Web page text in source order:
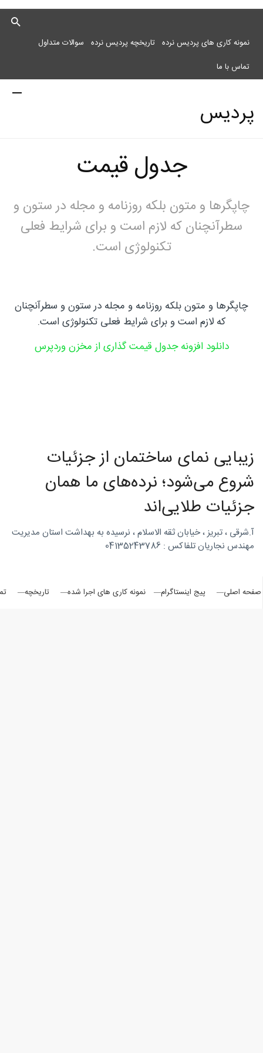
نمونه کاری های پردیس نرده تاریخچه پردیس نرده سوالات متداول
تماس با ما
پردیس
مرکز
تخصصی
نرده
های
چوبی
جدول قیمت
چاپگرها و متون بلکه روزنامه و مجله در ستون و
سطرآنچنان که لازم است و برای شرایط فعلی
تکنولوژی است.
چاپگرها و متون بلکه روزنامه و مجله در ستون و سطرآنچنان
که لازم است و برای شرایط فعلی تکنولوژی است.
دانلود افزونه جدول قیمت گذاری از مخزن وردپرس
زیبایی نمای ساختمان از جزئیات
شروع می‌شود؛ نرده‌های ما همان
جزئیات طلایی‌اند
آ.شرقی ، تبریز ، خیابان ثقه الاسلام ، نرسیده به بهداشت استان مدیریت
مهندس نجاریان تلفاکس : 04135243786
صفحه اصلی پیج اینستاگرام نمونه کاری های اجرا شده تاریخچه